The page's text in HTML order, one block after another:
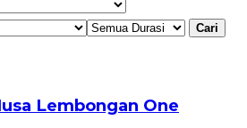
Cari
Lembongan One